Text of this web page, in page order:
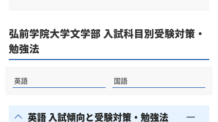
弘前学院大学文学部 入試科目別受験対策・
勉強法
英語 国語
英語 入試傾向と受験対策・勉強法